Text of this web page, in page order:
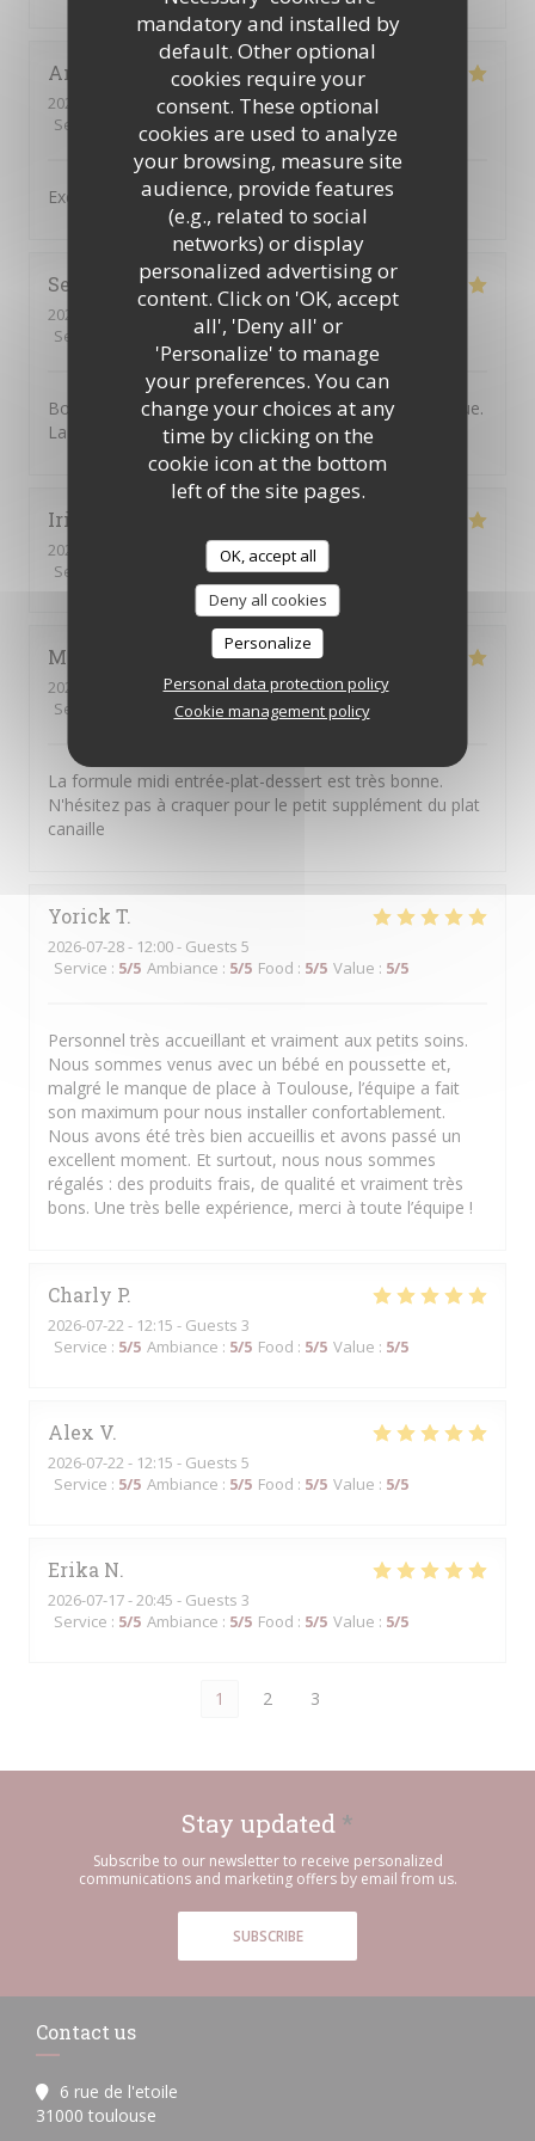
mandatory and installed by
default. Other optional
cookies require your
consent. These optional
cookies are used to analyze
your browsing, measure site
audience, provide features
(e.g., related to social
networks) or display
personalized advertising or
content. Click on 'OK, accept
all', 'Deny all' or
'Personalize' to manage
your preferences. You can
change your choices at any
time by clicking on the
cookie icon at the bottom
left of the site pages.
OK, accept all
Deny all cookies
Personalize
Personal data protection policy
Cookie management policy
Antonio
2026-07-31
- 19:30 - Guests 4
Service
Ambiance Food 4 /5 Value
Excellent service and very good food,
Severine B
2026-07-30
- 20:30 - Guests 2
Service
Ambiance : /5 Food: 5 /5 Value
Bonne adresse. L'accueil est chaleureux et sympathique.
La nourriture est très bonne. On y reviendra.
Irina
2026-07-31
- 20:15 - Guests 3
Service
Ambiance:5/5 Food:5/5
Mathieu
2026-07-30
- 12:30 - Guests 4
Service
Ambiance: 5/5 Food: 5/5 Value
La formule midi entrée-plat-dessert est très bonne.
N'hésitez pas à craquer pour le petit supplément du plat
canaille
Yorick T
2026-07-28- 12:00 - Guests 5
Service : 5/5 Ambiance : 5/5 Food : 5/5 Value : 5/5
Personnel très accueillant et vraiment aux petits soins.
Nous sommes venus avec un bébé en poussette et,
malgré le manque de place à Toulouse, l’équipe a fait
son maximum pour nous installer confortablement.
Nous avons été très bien accueillis et avons passé un
excellent moment. Et surtout, nous nous sommes
régalés : des produits frais, de qualité et vraiment très
bons. Une très belle expérience, merci à toute l’équipe !
Charly P
2026-07-22 - 12:15 - Guests 3
Service : 5/5 Ambiance : 5/5 Food : 5/5 Value : 5/5
Alex V
2026-07-22 - 12:15 - Guests 5
Service : 5/5 Ambiance : 5/5 Food : 5/5 Value : 5/5
Erika N
2026-07-17- 20:45 - Guests 3
Service : 5/5 Ambiance : 5/5 Food : 5/5 Value : 5/5
1 2 3
Stay updated *
Subscribe to our newsletter to receive personalized
communications and marketing offers by email from us.
SUBSCRIBE
Contact us
6 rue de l'etoile
31000 toulouse